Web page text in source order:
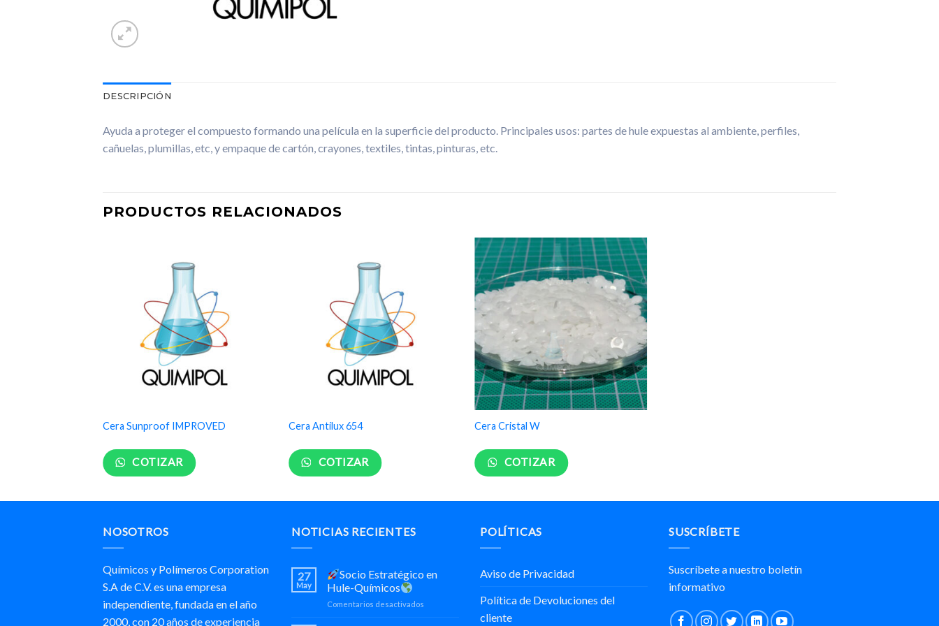
DESCRIPCIÓN
Ayuda a proteger el compuesto formando una película en la superficie del producto. Principales usos: partes de hule expuestas al ambiente, perfiles,
cañuelas, plumillas, etc, y empaque de cartón, crayones, textiles, tintas, pinturas, etc.
PRODUCTOS RELACIONADOS
Cera Sunproof IMPROVED
COTIZAR
Cera Antilux 654
COTIZAR
Cera Cristal W
COTIZAR
NOSOTROS
Químicos y Polímeros Corporation
S.A de C.V. es una empresa
independiente, fundada en el año
2000, con 20 años de experiencia
NOTICIAS RECIENTES
27
May
Socio Estratégico en
Hule-Químicos
Comentarios desactivados
POLÍTICAS
Aviso de Privacidad
Política de Devoluciones del
cliente
SUSCRÍBETE
Suscríbete a nuestro boletín
informativo